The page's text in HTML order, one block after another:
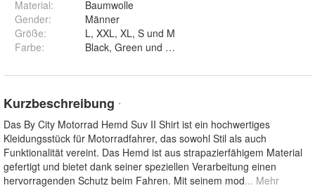
Material:
Baumwolle
Gender:
Männer
Größe:
L, XXL, XL, S und M
Farbe: Black, Green und Beige
Kurzbeschreibung *
Das By City Motorrad Hemd Suv II Shirt ist ein hochwertiges
Kleidungsstück für Motorradfahrer, das sowohl Stil als auch
Funktionalität vereint. Das Hemd ist aus strapazierfähigem Material
gefertigt und bietet dank seiner speziellen Verarbeitung einen
hervorragenden Schutz beim Fahren. Mit seinem mod... Mehr